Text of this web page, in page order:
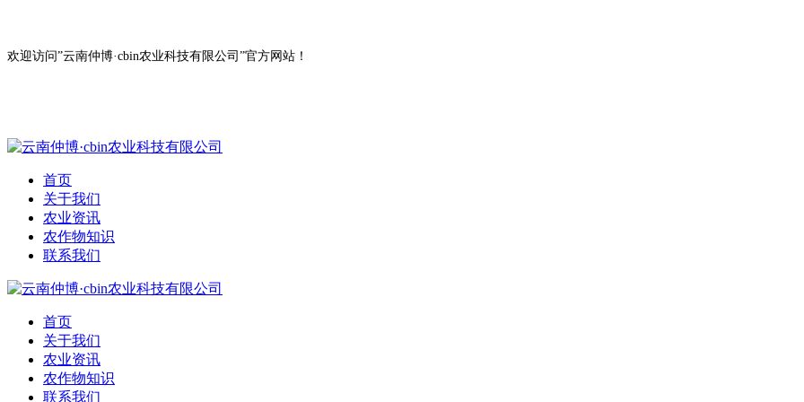
欢迎访问”云南仲博·cbin农业科技有限公司”官方网站！
首页
关于我们
农业资讯
农作物知识
联系我们
首页
关于我们
农业资讯
农作物知识
联系我们